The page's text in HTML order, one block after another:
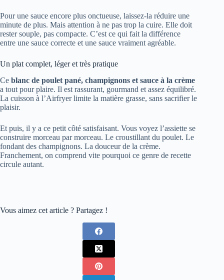
Pour une sauce encore plus onctueuse, laissez-la réduire une
minute de plus. Mais attention à ne pas trop la cuire. Elle doit
rester souple, pas compacte. C’est ce qui fait la différence
entre une sauce correcte et une sauce vraiment agréable.
Un plat complet, léger et très pratique
Ce blanc de poulet pané, champignons et sauce à la crème
a tout pour plaire. Il est rassurant, gourmand et assez équilibré.
La cuisson à l’Airfryer limite la matière grasse, sans sacrifier le
plaisir.
Et puis, il y a ce petit côté satisfaisant. Vous voyez l’assiette se
construire morceau par morceau. Le croustillant du poulet. Le
fondant des champignons. La douceur de la crème.
Franchement, on comprend vite pourquoi ce genre de recette
circule autant.
Vous aimez cet article ? Partagez !